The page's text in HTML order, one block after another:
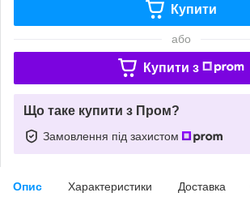
Купити
або
Купити з
Що таке купити з Пром?
Замовлення під захистом
Опис Характеристики Доставка